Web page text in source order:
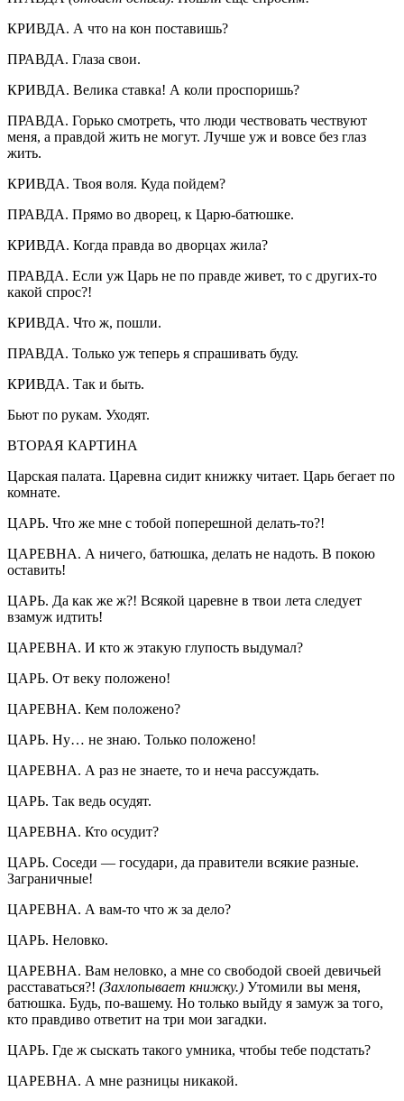
КРИВДА. А что на кон поставишь?
ПРАВДА. Глаза свои.
КРИВДА. Велика ставка! А коли проспоришь?
ПРАВДА. Горько смотреть, что люди чествовать чествуют
меня, а правдой жить не могут. Лучше уж и вовсе без глаз
жить.
КРИВДА. Твоя воля. Куда пойдем?
ПРАВДА. Прямо во дворец, к Царю-батюшке.
КРИВДА. Когда правда во дворцах жила?
ПРАВДА. Если уж Царь не по правде живет, то с других-то
какой спрос?!
КРИВДА. Что ж, пошли.
ПРАВДА. Только уж теперь я спрашивать буду.
КРИВДА. Так и быть.
Бьют по рукам. Уходят.
ВТОРАЯ КАРТИНА
Царская палата. Царевна сидит книжку читает. Царь бегает по
комнате.
ЦАРЬ. Что же мне с тобой поперешной делать-то?!
ЦАРЕВНА. А ничего, батюшка, делать не надоть. В покою
оставить!
ЦАРЬ. Да как же ж?! Всякой царевне в твои лета следует
взамуж идтить!
ЦАРЕВНА. И кто ж этакую глупость выдумал?
ЦАРЬ. От веку положено!
ЦАРЕВНА. Кем положено?
ЦАРЬ. Ну… не знаю. Только положено!
ЦАРЕВНА. А раз не знаете, то и неча рассуждать.
ЦАРЬ. Так ведь осудят.
ЦАРЕВНА. Кто осудит?
ЦАРЬ. Соседи — государи, да правители всякие разные.
Заграничные!
ЦАРЕВНА. А вам-то что ж за дело?
ЦАРЬ. Неловко.
ЦАРЕВНА. Вам неловко, а мне со свободой своей девичьей
расставаться?! (Захлопывает книжку.) Утомили вы меня,
батюшка. Будь, по-вашему. Но только выйду я замуж за того,
кто правдиво ответит на три мои загадки.
ЦАРЬ. Где ж сыскать такого умника, чтобы тебе подстать?
ЦАРЕВНА. А мне разницы никакой.